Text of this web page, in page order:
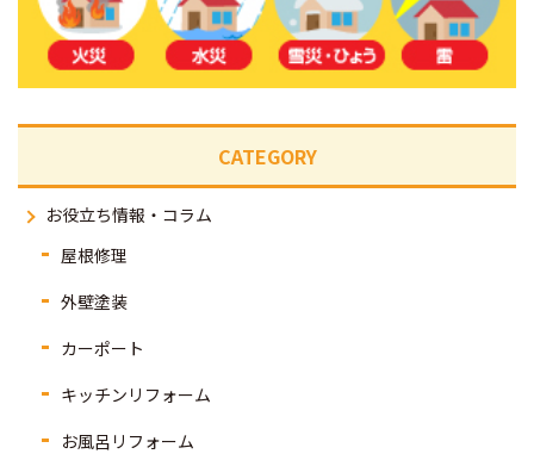
CATEGORY
お役立ち情報・コラム
屋根修理
外壁塗装
カーポート
キッチンリフォーム
お風呂リフォーム